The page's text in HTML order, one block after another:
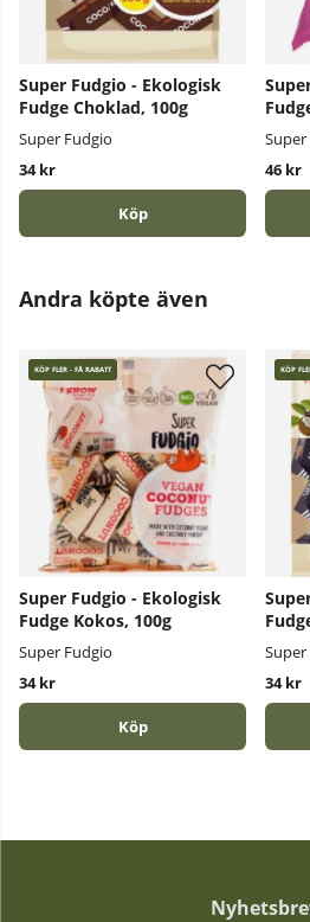
Super Fudgio - Ekologisk
Fudge Choklad, 100g
Super Fudgio
34 kr
Köp
46 kr
Andra köpte även
KÖP FLER - FÅ RABATT
Super Fudgio - Ekologisk
Fudge Kokos, 100g
Super Fudgio
34 kr
Köp
KÖP
34 kr